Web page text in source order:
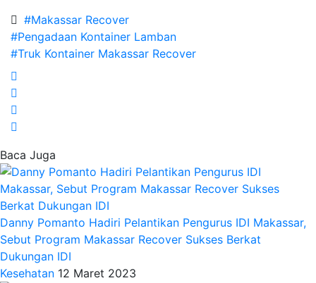
#Makassar Recover
#Pengadaan Kontainer Lamban
#Truk Kontainer Makassar Recover
Baca Juga
Danny Pomanto Hadiri Pelantikan Pengurus IDI Makassar,
Sebut Program Makassar Recover Sukses Berkat
Dukungan IDI
Kesehatan 12 Maret 2023